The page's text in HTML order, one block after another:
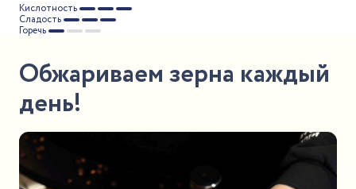
Кислотность
Сладость
Горечь
Обжариваем зерна каждый
день!